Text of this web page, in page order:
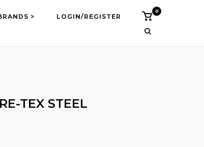
> LOGIN/REGISTER
Vidi
0
TEX STEEL